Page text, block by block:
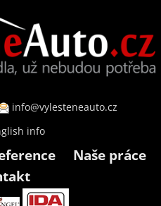
info@vylesteneauto.cz
info
Naše práce